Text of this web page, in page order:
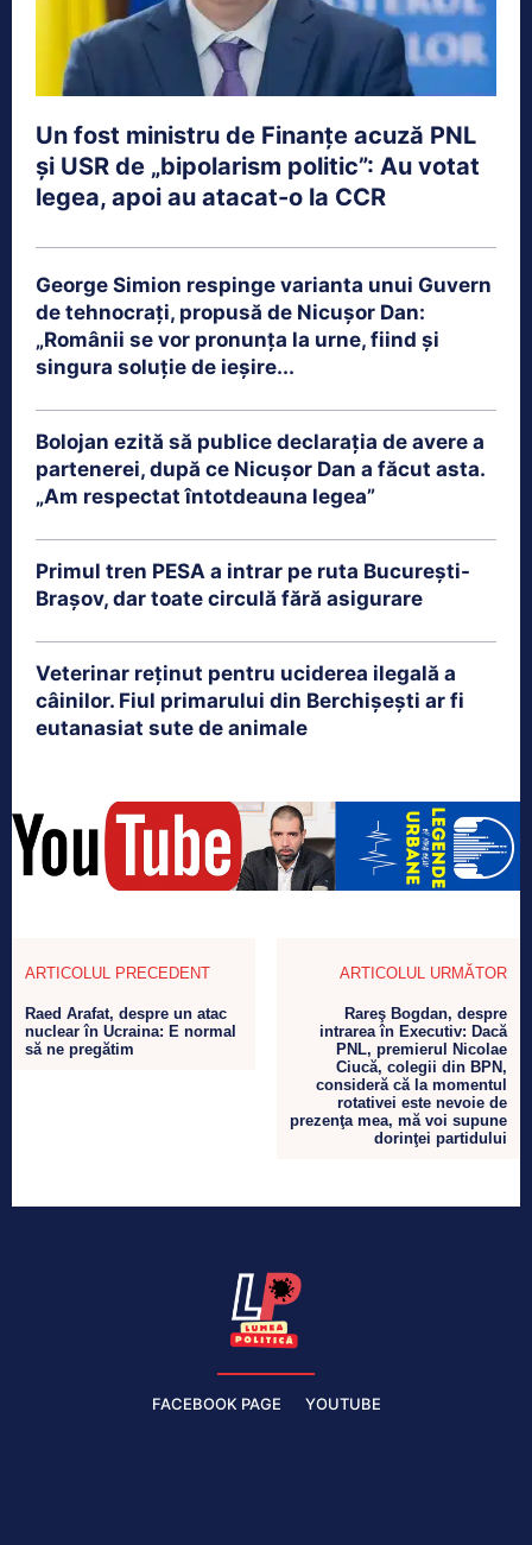
Un fost ministru de Finanțe acuză PNL
și USR de „bipolarism politic”: Au votat
legea, apoi au atacat-o la CCR
George Simion respinge varianta unui Guvern
de tehnocrați, propusă de Nicușor Dan:
„Românii se vor pronunța la urne, fiind și
singura soluție de ieșire...
Bolojan ezită să publice declarația de avere a
partenerei, după ce Nicușor Dan a făcut asta.
„Am respectat întotdeauna legea”
Primul tren PESA a intrar pe ruta București-
Brașov, dar toate circulă fără asigurare
Veterinar reținut pentru uciderea ilegală a
câinilor. Fiul primarului din Berchișești ar fi
eutanasiat sute de animale
ARTICOLUL PRECEDENT
Raed Arafat, despre un atac
nuclear în Ucraina: E normal
să ne pregătim
ARTICOLUL URMĂTOR
Rareş Bogdan, despre
intrarea în Executiv: Dacă
PNL, premierul Nicolae
Ciucă, colegii din BPN,
consideră că la momentul
rotativei este nevoie de
prezenţa mea, mă voi supune
dorinţei partidului
FACEBOOK PAGE YOUTUBE